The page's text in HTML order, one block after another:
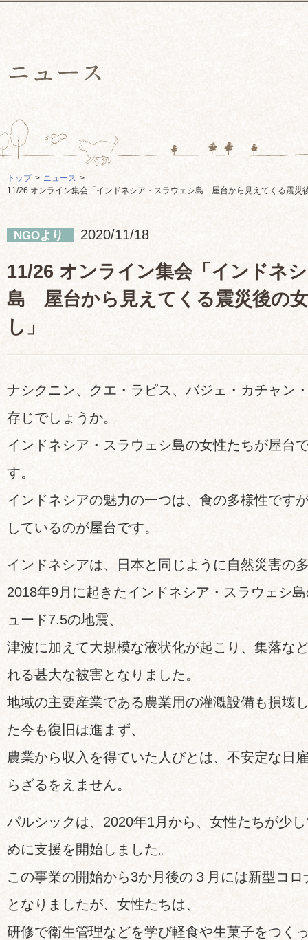
トップ
ニュース
11/26 オンライン集会「インドネシア・スラウェシ島 屋台から見えてくる震災
NGOより 2020/11/18
11/26 オンライン集会「インドネ
島 屋台から見えてくる震災後の
し」
ナシクニン、クエ・ラピス、バジェ・カチャン
存じでしょうか。
インドネシア・スラウェシ島の女性たちが屋台
す。
インドネシアの魅力の一つは、食の多様性です
しているのが屋台です。
インドネシアは、日本と同じように自然災害の
2018年9月に起きたインドネシア・スラウェシ
ュード7.5の地震、
津波に加えて大規模な液状化が起こり、集落な
れる甚大な被害となりました。
地域の主要産業である農業用の灌漑設備も損壊
た今も復旧は進まず、
農業から収入を得ていた人びとは、不安定な日
らざるをえません。
パルシックは、2020年1月から、女性たちが少
めに支援を開始しました。
この事業の開始から3か月後の３月には新型コ
となりましたが、女性たちは、
研修で衛生管理などを学び軽食や生菓子をつく